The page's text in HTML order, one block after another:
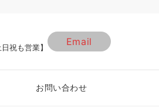
祝も営業】
Email
お問い合わせ